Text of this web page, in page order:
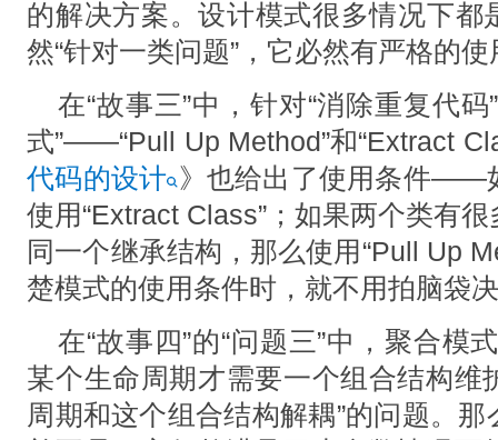
的解决方案。设计模式很多情况下都
然“针对一类问题”，它必然有严格的
在“故事三”中，针对“消除重复代
式”——“Pull Up Method”和“Extract
代码的设计 》也给出了使用条件——
使用“Extract Class”；如果两个类有
同一个继承结构，那么使用“Pull Up
楚模式的使用条件时，就不用拍脑袋
在“故事四”的“问题三”中，聚合模
某个生命周期才需要一个组合结构维
周期和这个组合结构解耦”的问题。